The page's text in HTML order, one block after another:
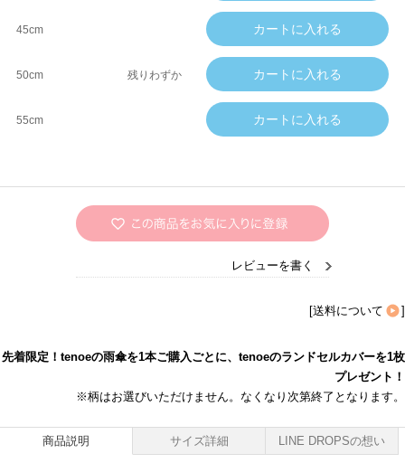
45cm
50cm 残りわずか
55cm
レビューを書く
[送料について ]
先着限定！tenoeの雨傘を1本ご購入ごとに、tenoeのランドセルカバーを1枚
プレゼント！
※柄はお選びいただけません。なくなり次第終了となります。
商品説明 サイズ詳細 LINE DROPSの想い